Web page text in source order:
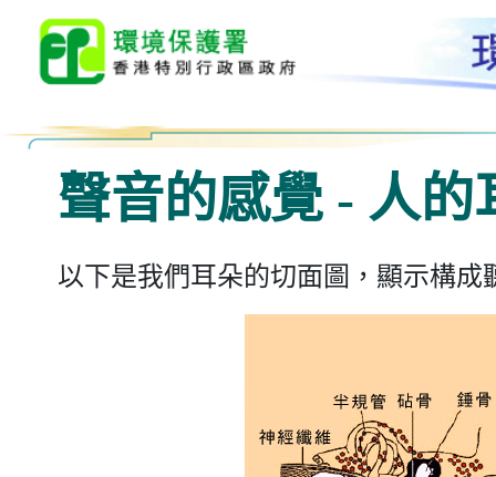
聲音的感覺 - 人的
以下是我們耳朵的切面圖，顯示構成